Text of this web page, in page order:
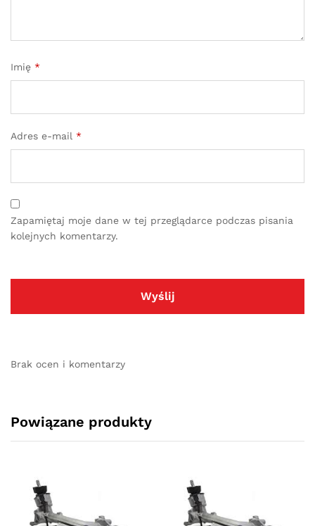
Imię *
Adres e-mail *
Zapamiętaj moje dane w tej przeglądarce podczas pisania
kolejnych komentarzy.
Brak ocen i komentarzy
Powiązane produkty